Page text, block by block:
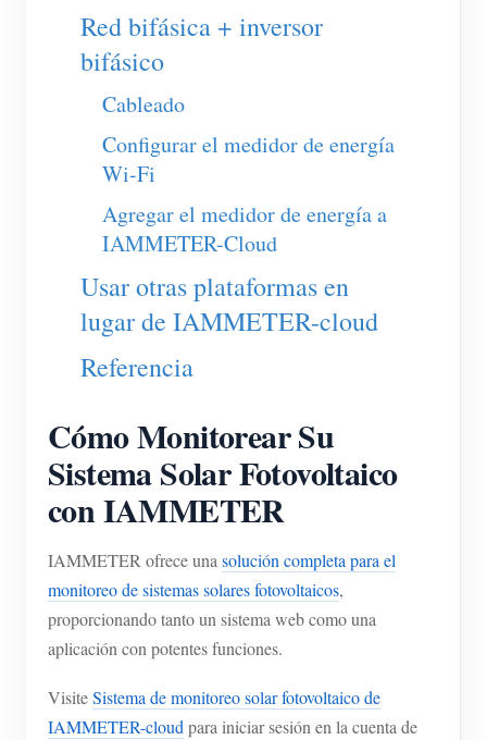
Red bifásica + inversor
bifásico
Cableado
Configurar el medidor de energía
Wi-Fi
Agregar el medidor de energía a
IAMMETER-Cloud
Usar otras plataformas en
lugar de IAMMETER-cloud
Referencia
Cómo Monitorear Su
Sistema Solar Fotovoltaico
con IAMMETER
IAMMETER ofrece unasolución completa para el
monitoreo de sistemas solares fotovoltaicos,
proporcionando tanto un sistema web como una
aplicación con potentes funciones.
VisiteSistema de monitoreo solar fotovoltaico de
IAMMETER-cloudpara iniciar sesión en la cuenta de